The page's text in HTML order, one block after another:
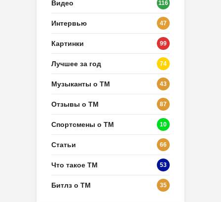
Видео 116
Интервью 47
Картинки 99
Лучшее за год 74
Музыканты о ТМ 43
Отзывы о ТМ 87
Спортсмены о ТМ 10
Статьи 66
Что такое ТМ 53
Битлз о ТМ 35